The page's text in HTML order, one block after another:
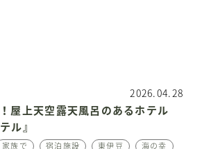
2026.04.28
屋上天空露天風呂のあるホテル
ル』
家族で 宿泊施設 東伊豆
海の幸